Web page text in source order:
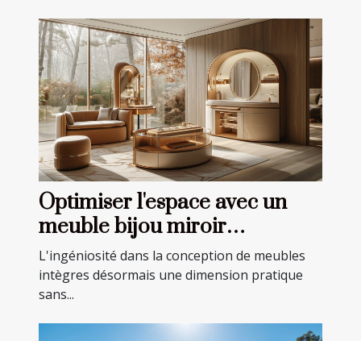
Optimiser l'espace avec un
meuble bijou miroir
multifonction
L'ingéniosité dans la conception de meubles
intègres désormais une dimension pratique
sans...